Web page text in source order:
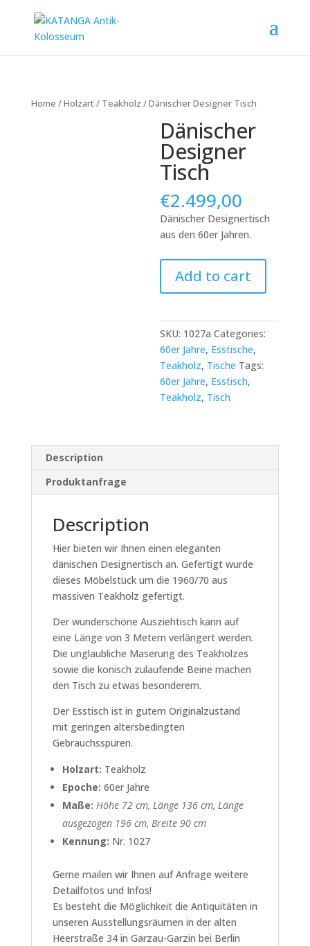
Home /Holzart/ Teakholz / Dänischer Designer Tisch
Dänischer
Designer
Tisch
€2.499,00
Dänischer Designertisch
aus den 60er Jahren.
Designer
Tisch
Add to cart
SKU: 1027a Categories:
60er Jahre, Esstische,
Teakholz, Tische Tags:
60er Jahre, Esstisch,
Teakholz, Tisch
Description
Produktanfrage
Description
Hier bieten wir Ihnen einen eleganten
dänischen Designertisch an. Gefertigt wurde
dieses Möbelstück um die 1960/70 aus
massiven Teakholz gefertigt.
Der wunderschöne Ausziehtisch kann auf
eine Länge von 3 Metern verlängert werden.
Die unglaubliche Maserung des Teakholzes
sowie die konisch zulaufende Beine machen
den Tisch zu etwas besonderem.
Der Esstisch ist in gutem Originalzustand
mit geringen altersbedingten
Gebrauchsspuren.
Holzart: Teakholz
Epoche: 60er Jahre
Maße: Höhe 72 cm, Länge 136 cm, Länge
ausgezogen 196 cm, Breite 90 cm
Kennung: Nr. 1027
Gerne mailen wir Ihnen auf Anfrage weitere
Detailfotos und Infos!
Es besteht die Möglichkeit die Antiquitäten in
unseren Ausstellungsräumen in der alten
Heerstraße 34 in Garzau-Garzin bei Berlin